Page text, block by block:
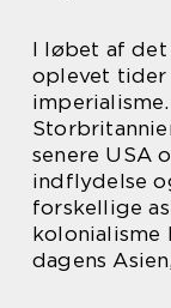
I løbet af det
oplevet tider
senere USA
indflydelse
forskellige
dagens